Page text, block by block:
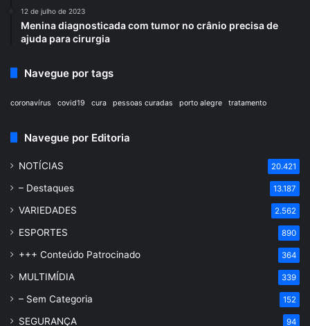
12 de julho de 2023
Menina diagnosticada com tumor no crânio precisa de
ajuda para cirurgia
Navegue por tags
coronavírus covid19 cura pessoas curadas porto alegre tratamento
Navegue por Editoria
NOTÍCIAS 20.421
– Destaques 13.187
VARIEDADES 2.562
ESPORTES 890
+++ Conteúdo Patrocinado 364
MULTIMÍDIA 339
– Sem Categoria 152
SEGURANÇA 94